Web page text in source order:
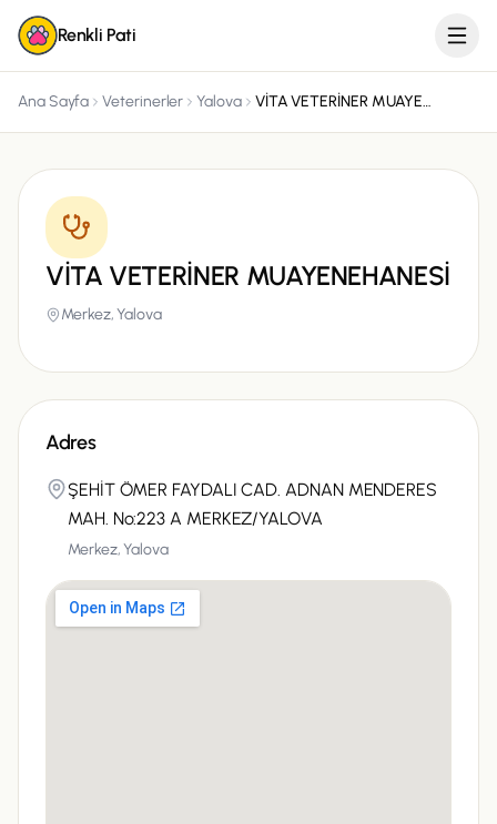
Renkli Pati
Ana Sayfa Veterinerler Yalova VİTA VETERİNER MUAYENEHANESİ
VİTA VETERİNER MUAYENEHANESİ
Merkez,Yalova
Adres
ŞEHİT ÖMER FAYDALI CAD. ADNAN MENDERES
MAH. No:223 A MERKEZ/YALOVA
Merkez,Yalova